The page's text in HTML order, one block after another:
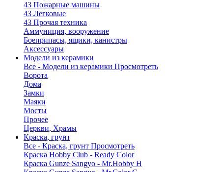
43 Пожарные машины
43 Легковые
43 Прочая техника
Аммуниция, вооружение
Боеприпасы, ящики, канистры
Аксессуары
Модели из керамики
Все - Модели из керамики Просмотреть
Ворота
Дома
Замки
Маяки
Мосты
Прочее
Церкви, Храмы
Краска, грунт
Все - Краска, грунт Просмотреть
Краска Hobby Club - Ready Color
Краска Gunze Sangyo - Mr.Hobby H